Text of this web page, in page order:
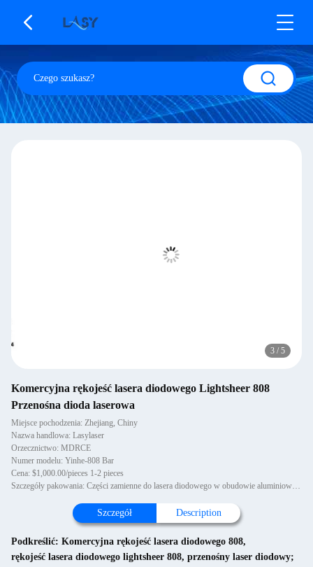
3 / 5
Komercyjna rękojeść lasera diodowego Lightsheer 808
Przenośna dioda laserowa
Miejsce pochodzenia: Zhejiang, Chiny
Nazwa handlowa: Lasylaser
Orzecznictwo: MDRCE
Numer modelu: Yinhe-808 Bar
Cena: $1,000.00/pieces 1-2 pieces
Szczegóły pakowania: Części zamienne do lasera diodowego w obudowie aluminiowej Uchwyt do lasera diodowego 808;
Szczegół Description
Podkreślić: Komercyjna rękojeść lasera diodowego 808,
rękojeść lasera diodowego lightsheer 808, przenośny laser diodowy;